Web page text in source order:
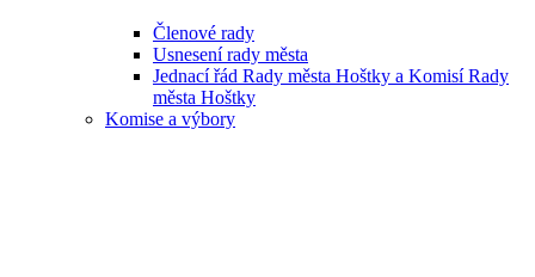
Členové rady
Usnesení rady města
Jednací řád Rady města Hoštky a Komisí Rady
města Hoštky
Komise a výbory